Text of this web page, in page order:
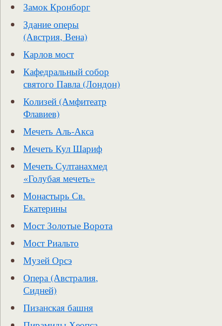
Замок Кронборг
Здание оперы
(Австрия, Вена)
Карлов мост
Кафедральный собор
святого Павла (Лондон)
Колизей (Амфитеатр
Флавиев)
Мечеть Аль-Акса
Мечеть Кул Шариф
Мечеть Султанахмед
«Голубая мечеть»
Монастырь Св.
Екатерины
Мост Золотые Ворота
Мост Риальто
Музей Орсэ
Опера (Австралия,
Сидней)
Пизанская башня